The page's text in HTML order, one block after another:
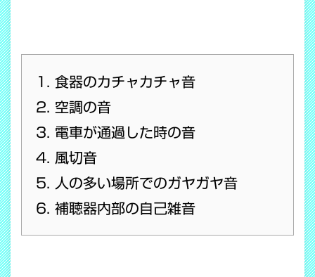
食器のカチャカチャ音
空調の音
電車が通過した時の音
風切音
人の多い場所でのガヤガヤ音
補聴器内部の自己雑音